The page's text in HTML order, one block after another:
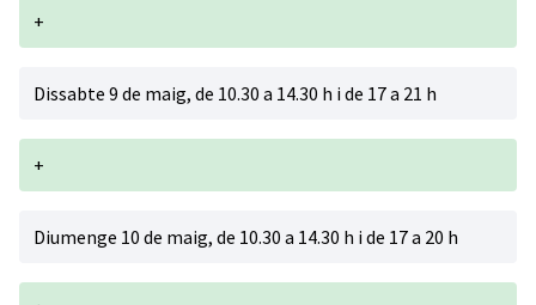
+
Dissabte 9 de maig, de 10.30 a 14.30 h i de 17 a 21 h
+
Diumenge 10 de maig, de 10.30 a 14.30 h i de 17 a 20 h